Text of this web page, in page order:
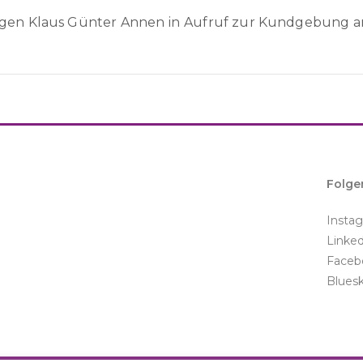
Klaus Günter Annen in Aufruf zur Kundgebung